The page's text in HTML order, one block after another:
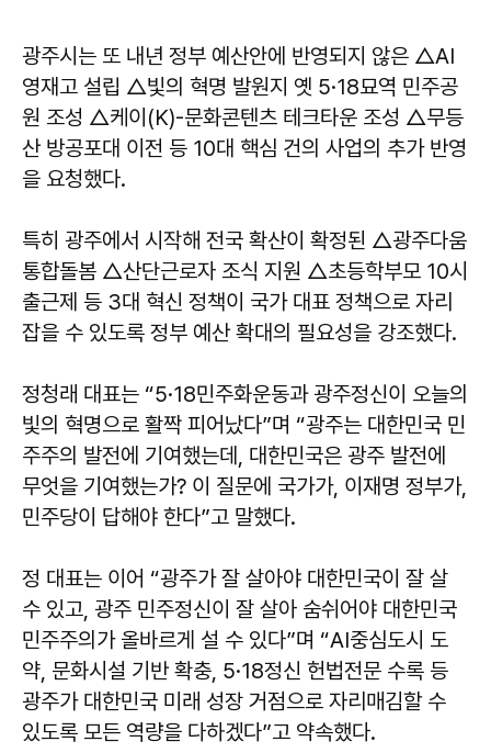
광주시는 또 내년 정부 예산안에 반영되지 않은 △AI
영재고 설립 △빛의 혁명 발원지 옛 5·18묘역 민주공
원 조성 △케이(K)-문화콘텐츠 테크타운 조성 △무등
산 방공포대 이전 등 10대 핵심 건의 사업의 추가 반영
을 요청했다.
특히 광주에서 시작해 전국 확산이 확정된 △광주다움
통합돌봄 △산단근로자 조식 지원 △초등학부모 10시
출근제 등 3대 혁신 정책이 국가 대표 정책으로 자리
잡을 수 있도록 정부 예산 확대의 필요성을 강조했다.
정청래 대표는 “5·18민주화운동과 광주정신이 오늘의
빛의 혁명으로 활짝 피어났다”며 “광주는 대한민국 민
주주의 발전에 기여했는데, 대한민국은 광주 발전에
무엇을 기여했는가? 이 질문에 국가가, 이재명 정부가,
민주당이 답해야 한다”고 말했다.
정 대표는 이어 “광주가 잘 살아야 대한민국이 잘 살
수 있고, 광주 민주정신이 잘 살아 숨쉬어야 대한민국
민주주의가 올바르게 설 수 있다”며 “AI중심도시 도
약, 문화시설 기반 확충, 5·18정신 헌법전문 수록 등
광주가 대한민국 미래 성장 거점으로 자리매김할 수
있도록 모든 역량을 다하겠다”고 약속했다.